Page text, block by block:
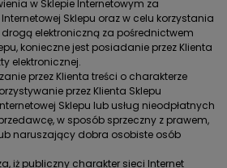
w Sklepie Internetowym za
Sklepu oraz w celu korzystania
elektroniczną za pośrednictwem
konieczne jest posiadanie przez Klienta
elektronicznej.
przez Klienta treści o charakterze
przez Klienta Sklepu
Sklepu lub usług nieodpłatnych
w sposób sprzeczny z prawem,
naruszający dobra osobiste osób
iż publiczny charakter sieci Internet